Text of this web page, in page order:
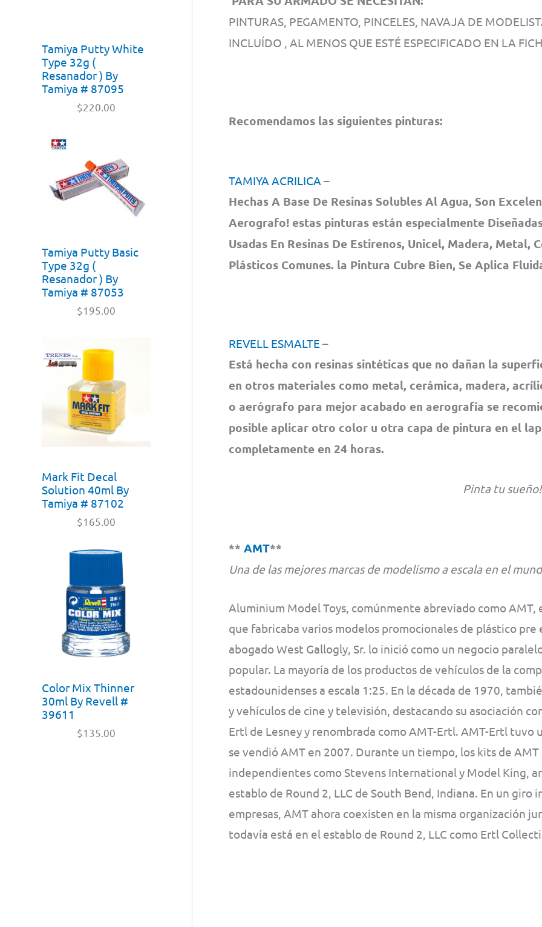
Tamiya Putty White
Type 32g (
Resanador ) By
Tamiya # 87095
$220.00
Tamiya Putty Basic
Type 32g (
Resanador ) By
Tamiya # 87053
$195.00
Mark Fit Decal
Solution 40ml By
Tamiya # 87102
$165.00
Color Mix Thinner
30ml By Revell #
39611
$135.00
PINTURAS, PEGAMENTO, PINCELES, NAVAJA DE
INCLUÍDO , AL MENOS QUE ESTÉ ESPECIFICADO EN LA
Recomendamos las siguientes pinturas:
TAMIYA ACRILICA –
Hechas A Base De Resinas Solubles Al Agua, Son
Aerografo! estas pinturas están especialmente
Usadas En Resinas De Estirenos, Unicel, Madera, Metal,
Plásticos Comunes. la Pintura Cubre Bien, Se Aplica
REVELL ESMALTE–
Está hecha con resinas sintéticas que no dañan la
en otros materiales como metal, cerámica, madera,
o aerógrafo para mejor acabado en aerografía se
posible aplicar otro color u otra capa de pintura en el
completamente en 24 horas.
Pinta tu sueño!
** AMT**
Una de las mejores marcas de modelismo a escala en el
Aluminium Model Toys, comúnmente abreviado como AMT,
que fabricaba varios modelos promocionales de plástico
abogado West Gallogly, Sr. lo inició como un negocio
popular. La mayoría de los productos de vehículos de la
estadounidenses a escala 1:25. En la década de 1970,
y vehículos de cine y televisión, destacando su asociación
Ertl de Lesney y renombrada como AMT-Ertl. AMT-Ertl
se vendió AMT en 2007. Durante un tiempo, los kits de
independientes como Stevens International y Model King,
establo de Round 2, LLC de South Bend, Indiana. En un giro
empresas, AMT ahora coexisten en la misma organización
todavía está en el establo de Round 2, LLC como Ertl